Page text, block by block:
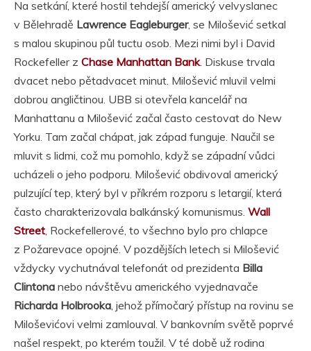
Na setkání, které hostil tehdejší americký velvyslanec
v Bělehradě Lawrence Eagleburger, se Milošević setkal
s malou skupinou půl tuctu osob. Mezi nimi byl i David
Rockefeller z Chase Manhattan Bank. Diskuse trvala
dvacet nebo pětadvacet minut. Milošević mluvil velmi
dobrou angličtinou. UBB si otevřela kancelář na
Manhattanu a Milošević začal často cestovat do New
Yorku. Tam začal chápat, jak západ funguje. Naučil se
mluvit s lidmi, což mu pomohlo, když se západní vůdci
ucházeli o jeho podporu. Milošević obdivoval americký
pulzující tep, který byl v příkrém rozporu s letargií, která
často charakterizovala balkánský komunismus. Wall
Street, Rockefellerové, to všechno bylo pro chlapce
z Požarevace opojné. V pozdějších letech si Milošević
vždycky vychutnával telefonát od prezidenta Billa
Clintona nebo návštěvu amerického vyjednavače
Richarda Holbrooka, jehož přímočarý přístup na rovinu se
Miloševićovi velmi zamlouval. V bankovním světě poprvé
našel respekt, po kterém toužil. V té době už rodina